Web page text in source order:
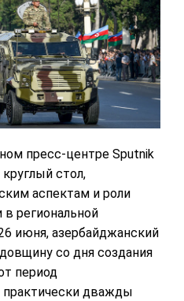
пресс-центре Sputnik
стол,
аспектам и роли
региональной
июня, азербайджанский
со дня создания
период
практически дважды